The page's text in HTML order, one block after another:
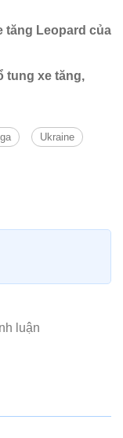
tăng Leopard của
tung xe tăng,
Ukraine